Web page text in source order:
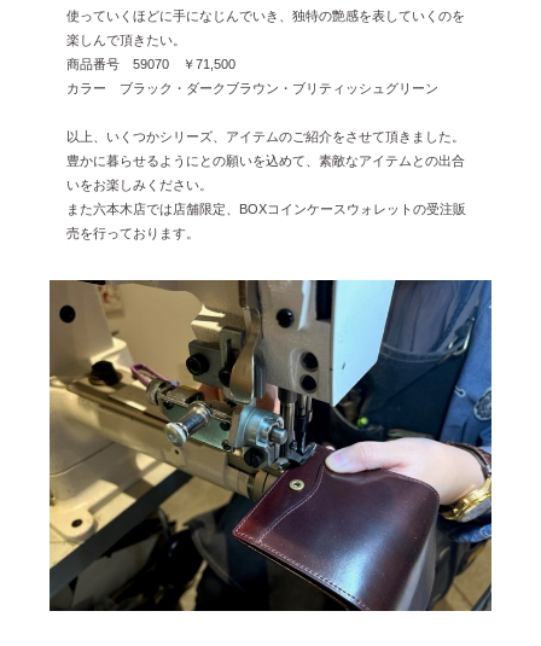
使っていくほどに手になじんでいき、独特の艶感を表していくのを
楽しんで頂きたい。
商品番号 59070 ￥71,500
カラー ブラック・ダークブラウン・ブリティッシュグリーン
以上、いくつかシリーズ、アイテムのご紹介をさせて頂きました。
豊かに暮らせるようにとの願いを込めて、素敵なアイテムとの出合
いをお楽しみください。
また六本木店では店舗限定、BOXコインケースウォレットの受注販
売を行っております。